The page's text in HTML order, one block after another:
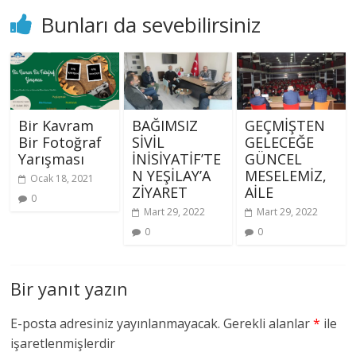
Bunları da sevebilirsiniz
Bir Kavram
Bir Fotoğraf
Yarışması
Ocak 18, 2021
0
BAĞIMSIZ
SİVİL
İNİSİYATİF’TE
N YEŞİLAY’A
ZİYARET
Mart 29, 2022
0
GEÇMİŞTEN
GELECEĞE
GÜNCEL
MESELEMİZ,
AİLE
Mart 29, 2022
0
Bir yanıt yazın
E-posta adresiniz yayınlanmayacak. Gerekli alanlar* ile
işaretlenmişlerdir